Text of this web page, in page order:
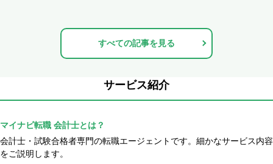
すべての記事を見る
サービス紹介
マイナビ転職 会計士とは？
会計士・試験合格者専門の転職エージェントです。細かなサービス内容
をご説明します。